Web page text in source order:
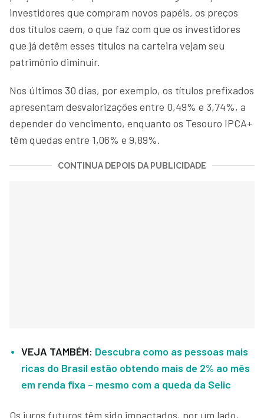
investidores que compram novos papéis, os preços
dos títulos caem, o que faz com que os investidores
que já detêm esses títulos na carteira vejam seu
patrimônio diminuir.
Nos últimos 30 dias, por exemplo, os títulos prefixados
apresentam desvalorizações entre 0,49% e 3,74%, a
depender do vencimento, enquanto os Tesouro IPCA+
têm quedas entre 1,06% e 9,89%.
CONTINUA DEPOIS DA PUBLICIDADE
VEJA TAMBÉM: Descubra como as pessoas mais
ricas do Brasil estão obtendo mais de 2% ao mês
em renda fixa – mesmo com a queda da Selic
Os juros futuros têm sido impactados, por um lado,